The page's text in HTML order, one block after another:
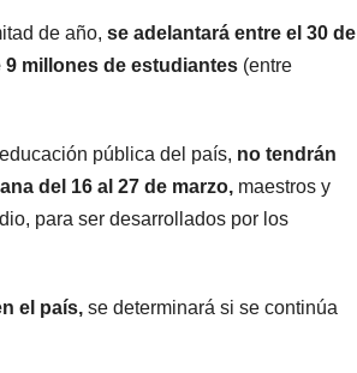
de año, se adelantará entre el 30 de
9 millones de estudiantes (entre
pública del país, no tendrán
del 16 al 27 de marzo, maestros y
para ser desarrollados por los
el país, se determinará si se continúa